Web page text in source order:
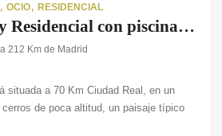
OCIO RESIDENCIAL
Finca Agrícola y Residencial con piscina interior en Ciudad Real
212 Km de Madrid
situada a 70 Km Ciudad Real, en un
cerros de poca altitud, un paisaje típico